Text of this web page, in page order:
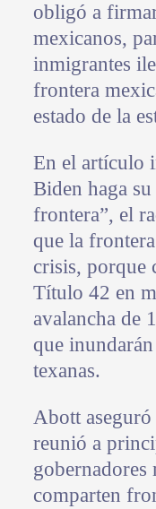
obligó a
mexicanos,
inmigrantes
frontera
estado de la
En el artículo
Biden haga
frontera”, el
que la
crisis, porque
Título 42 en
avalancha de
que
texanas.
Abott aseguró
reunió a
gobernadores
comparten